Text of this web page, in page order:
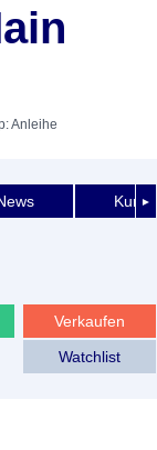
Anleihe
►
Verkaufen
Watchlist